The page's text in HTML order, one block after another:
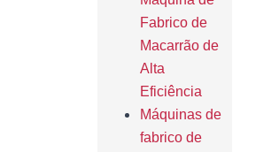
Fabrico de
Macarrão de
Alta
Eficiência
Máquinas de
fabrico de